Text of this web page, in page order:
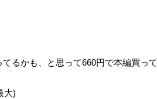
るかも、と思って660円で本編買って
大)